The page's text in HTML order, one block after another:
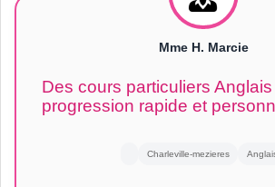
Mme H. Marcie
Des cours particuliers
progression rapide et
Charleville-mezieres